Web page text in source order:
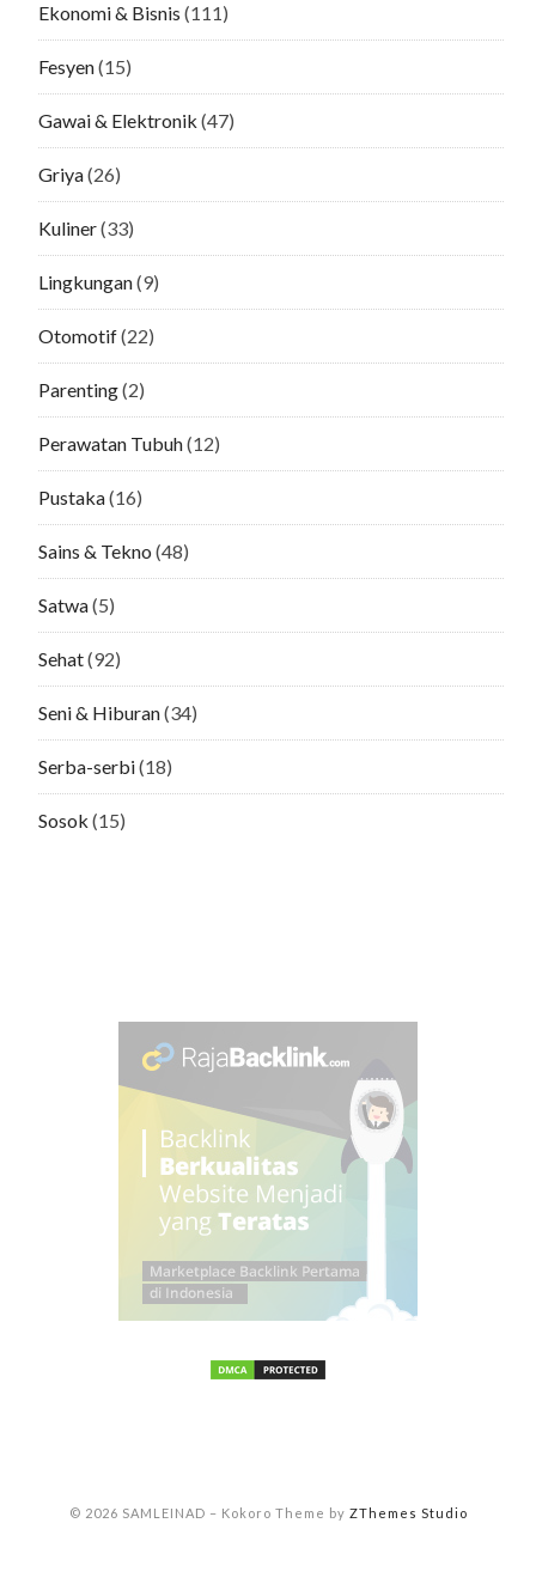
Ekonomi & Bisnis (111)
Fesyen(15)
Gawai & Elektronik (47)
Griya(26)
Kuliner(33)
Lingkungan(9)
Otomotif(22)
Parenting(2)
Perawatan Tubuh(12)
Pustaka(16)
Sains & Tekno (48)
Satwa(5)
Sehat(92)
Seni & Hiburan(34)
Serba-serbi(18)
Sosok (15)